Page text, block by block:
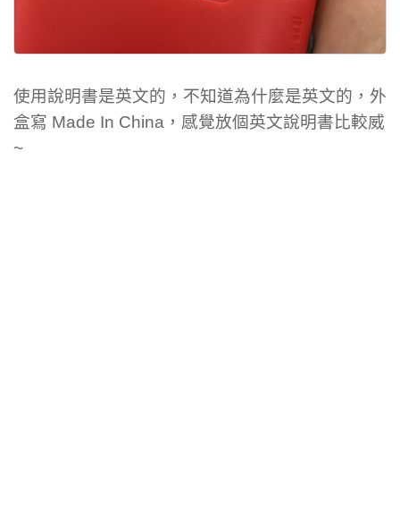
使用說明書是英文的，不知道為什麼是英文的，外
盒寫 Made In China，感覺放個英文說明書比較威
~